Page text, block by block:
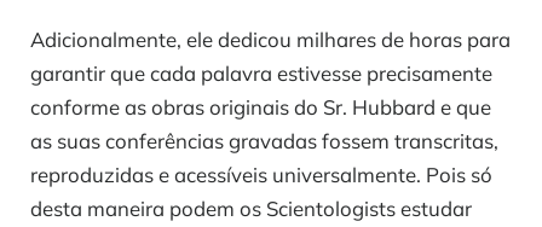
Adicionalmente, ele dedicou milhares de horas para
garantir que cada palavra estivesse precisamente
conforme as obras originais do Sr. Hubbard e que
as suas conferências gravadas fossem transcritas,
reproduzidas e acessíveis universalmente. Pois só
desta maneira podem os Scientologists estudar